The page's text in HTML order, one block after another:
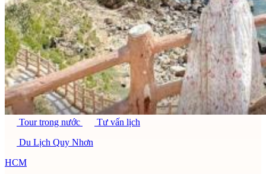
Tour trong nước
Tư vấn lịch
Du Lịch Quy Nhơn
HCM